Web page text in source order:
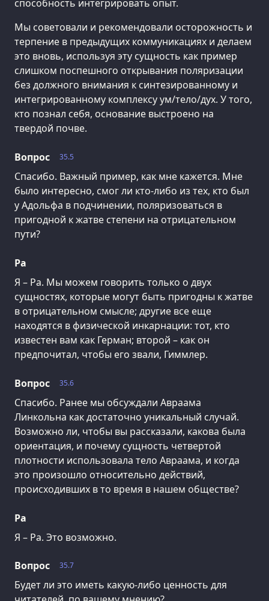
способность интегрировать опыт.
Мы советовали и рекомендовали осторожность и
терпение в предыдущих коммуникациях и делаем
это вновь, используя эту сущность как пример
слишком поспешного открывания поляризации
без должного внимания к синтезированному и
интегрированному комплексу ум/тело/дух. У того,
кто познал себя, основание выстроено на
твердой почве.
35.5
Вопрос
Спасибо. Важный пример, как мне кажется. Мне
было интересно, смог ли кто-либо из тех, кто был
у Адольфа в подчинении, поляризоваться в
пригодной к жатве степени на отрицательном
пути?
Ра
Я – Ра. Мы можем говорить только о двух
сущностях, которые могут быть пригодны к жатве
в отрицательном смысле; другие все еще
находятся в физической инкарнации: тот, кто
известен вам как Герман; второй – как он
предпочитал, чтобы его звали, Гиммлер.
35.6
Вопрос
Спасибо. Ранее мы обсуждали Авраама
Линкольна как достаточно уникальный случай.
Возможно ли, чтобы вы рассказали, какова была
ориентация, и почему сущность четвертой
плотности использовала тело Авраама, и когда
это произошло относительно действий,
происходивших в то время в нашем обществе?
Ра
Я – Ра. Это возможно.
35.7
Вопрос
Будет ли это иметь какую-либо ценность для